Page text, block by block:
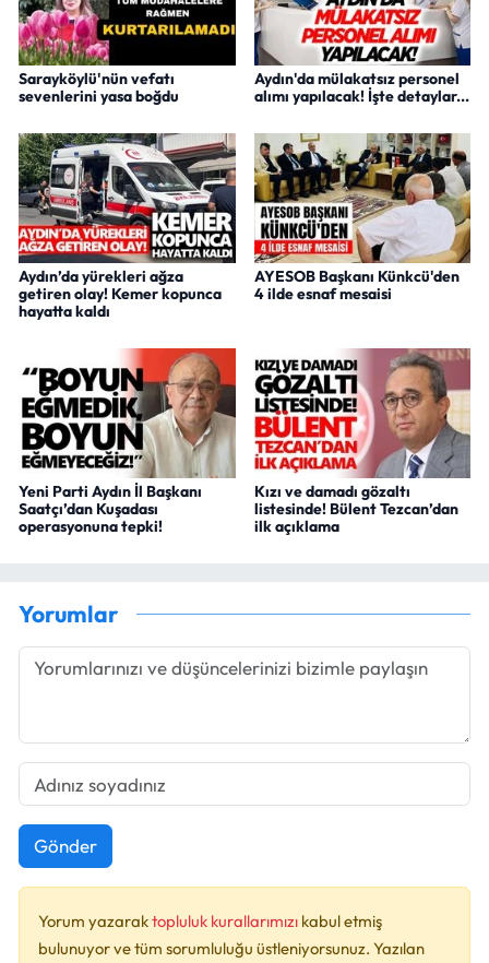
Sarayköylü'nün vefatı
sevenlerini yasa boğdu
Aydın'da mülakatsız personel
alımı yapılacak! İşte detaylar...
Aydın’da yürekleri ağza
getiren olay! Kemer kopunca
hayatta kaldı
AYESOB Başkanı Künkcü'den
4 ilde esnaf mesaisi
Yeni Parti Aydın İl Başkanı
Saatçı’dan Kuşadası
operasyonuna tepki!
Kızı ve damadı gözaltı
listesinde! Bülent Tezcan’dan
ilk açıklama
Yorumlar
Gönder
Yorum yazaraktopluluk kurallarımızı kabul etmiş
bulunuyor ve tüm sorumluluğu üstleniyorsunuz. Yazılan